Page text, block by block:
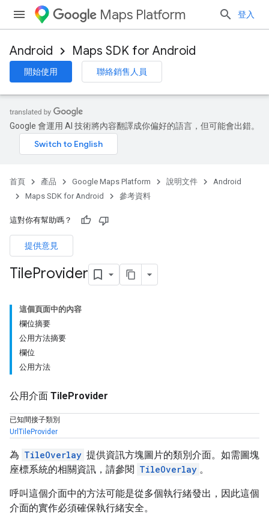
Maps Platform 登入
Android Maps SDK for Android
開始使用 聯絡銷售人員
Google 會運用 AI 技術將內容翻譯成你偏好的語言，但可能會出錯。
首頁 產品 Google Maps Platform 說明文件
Android
Maps SDK for Android
參考資料
這對你有幫助嗎？
提供意見
TileProvider
這個頁面中的內容
欄位摘要
公用方法摘要
欄位
公用方法
公用介面 TileProvider
已知間接子類別
UrlTileProvider
為 TileOverlay 提供資訊方塊圖片的類別介面。如需圖塊
座標系統的相關資訊，請參閱 TileOverlay 。
呼叫這個介面中的方法可能是從多個執行緒發出，因此這個
介面的實作必須確保執行緒安全。